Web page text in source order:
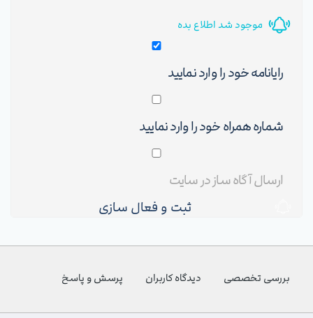
موجود شد اطلاع بده
ثبت و فعال سازی
بررسی تخصصی دیدگاه کاربران پرسش و پاسخ